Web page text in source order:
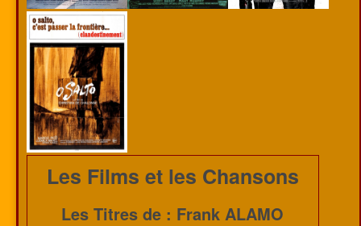
Les Films et les Chansons
Les Titres de : Frank ALAMO